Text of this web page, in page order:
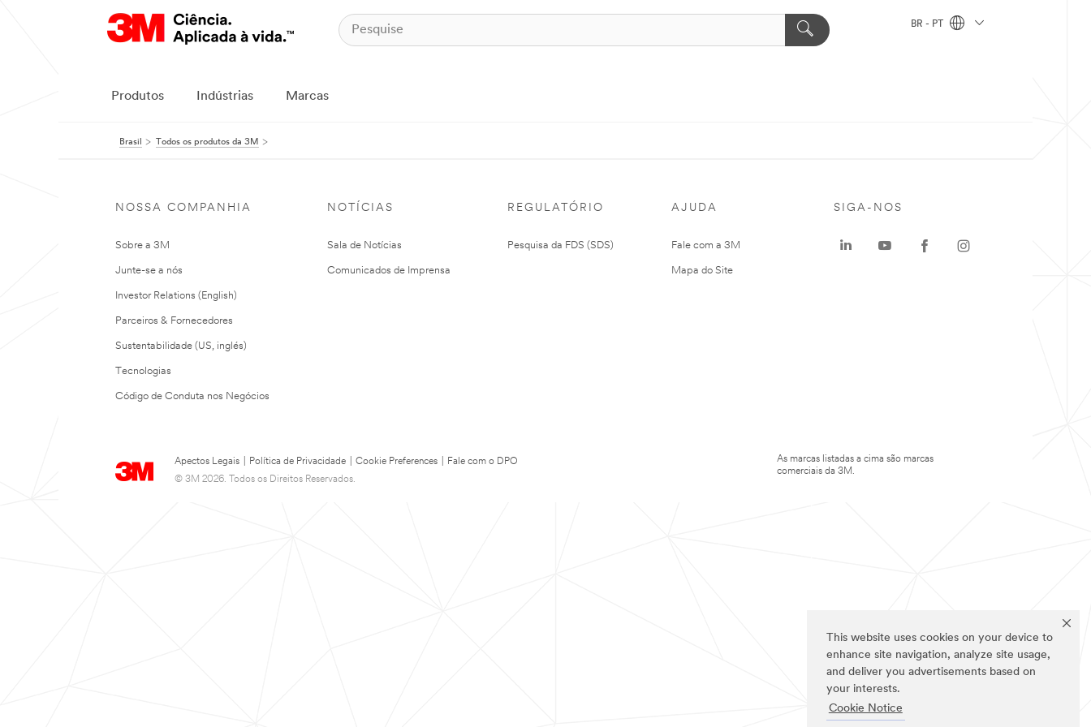
This website uses cookies on your device to
enhance site navigation, analyze site usage,
and deliver you advertisements based on
your interests.
Cookie Notice
BR - PT
Produtos Indústrias Marcas
Brasil Todos os produtos da 3M
NOSSA COMPANHIA
Sobre a 3M
Junte-se a nós
Investor Relations (English)
Parceiros & Fornecedores
Sustentabilidade (US, inglés)
Tecnologias
Código de Conduta nos Negócios
NOTÍCIAS
Sala de Notícias
Comunicados de Imprensa
REGULATÓRIO
Pesquisa da FDS (SDS)
AJUDA
Fale com a 3M
Mapa do Site
Apectos Legais Política de Privacidade Cookie Preferences
Fale com o DPO
© 3M 2026. Todos os Direitos Reservados.
SIGA-NOS
As marcas listadas a cima são marcas
comerciais da 3M.